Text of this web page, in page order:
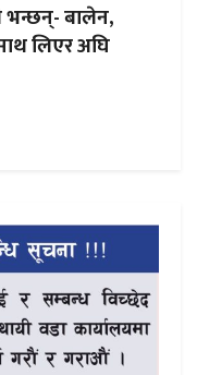
भन्छन्- बालेन,
लिएर अघि